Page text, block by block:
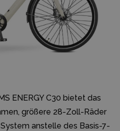
ENERGY C30 bietet das
größere 28-Zoll-Räder
anstelle des Basis-7-